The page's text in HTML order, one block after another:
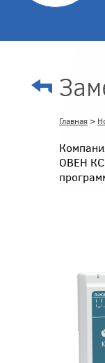
Главная >
ОВЕН